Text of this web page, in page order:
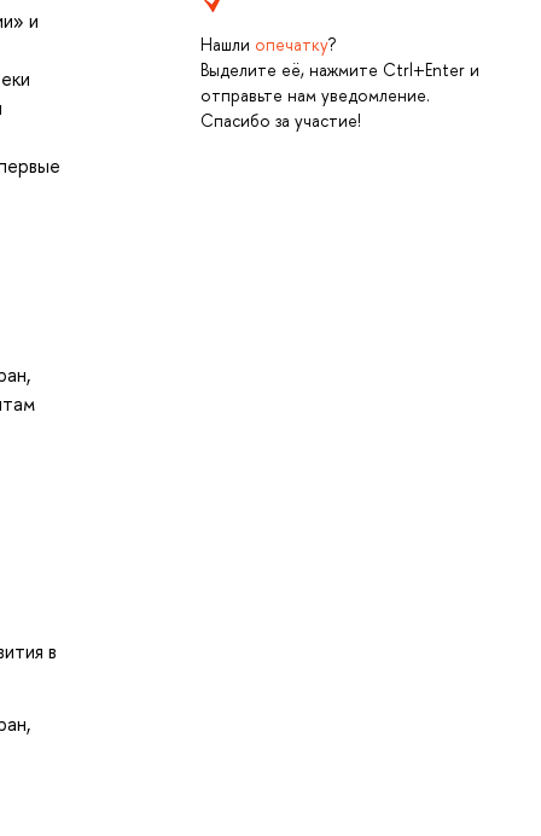
Нашли опечатку?
Выделите её, нажмите Ctrl+Enter и
отправьте нам уведомление.
Спасибо за участие!
и
в